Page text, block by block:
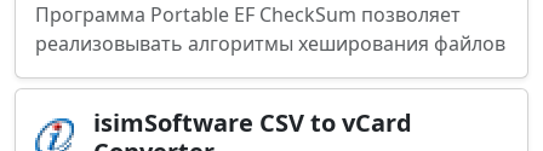
Программа Portable EF CheckSum позволяет
реализовывать алгоритмы хеширования файлов
isimSoftware CSV to vCard